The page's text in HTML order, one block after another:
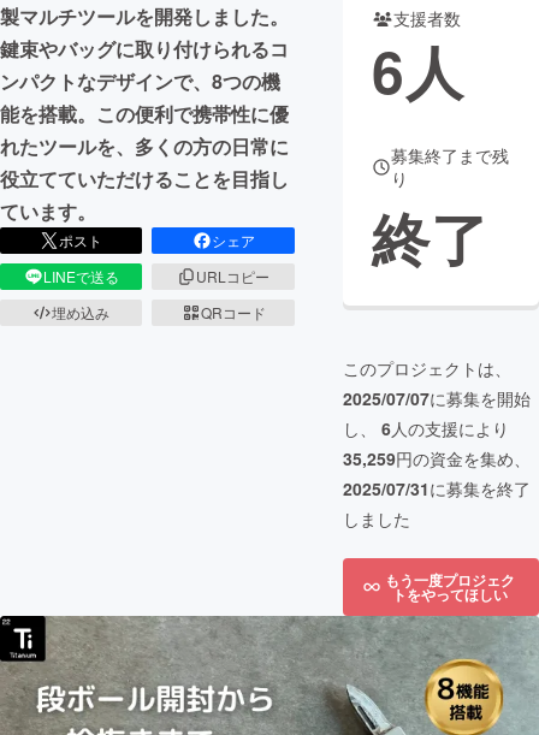
CAMPFIRE for Social Good
CAMPFIRE Creation
CAMPFIREふるさと納税machi-ya コミュニティ
製マルチツールを開発しました。
鍵束やバッグに取り付けられるコ
ンパクトなデザインで、8つの機
能を搭載。この便利で携帯性に優
れたツールを、多くの方の日常に
役立てていただけることを目指し
ています。
ポスト
シェア
LINEで送る
URLコピー
埋め込み
QRコード
支援者数
6人
募集終了まで残
り
終了
このプロジェクトは、
2025/07/07に募集を開始
し、 6人の支援により
35,259円の資金を集め、
2025/07/31に募集を終了
しました
もう一度プロジェク
トをやってほしい